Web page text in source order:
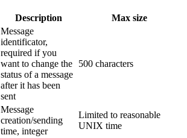
Description Max size
Message
identificator,
required if you
want to change the
status of a message
after it has been
sent
500 characters
Message
creation/sending
time, integer
Limited to reasonable
UNIX time